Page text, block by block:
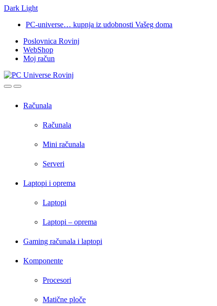
Dark Light
navigation
content
PC-universe… kupnja iz udobnosti Vašeg doma
Poslovnica Rovinj
WebShop
Moj račun
OpenClose
Računala
Računala
Mini računala
Serveri
Laptopi i oprema
Laptopi
Laptopi – oprema
Gaming računala i laptopi
Komponente
Procesori
Matične ploče